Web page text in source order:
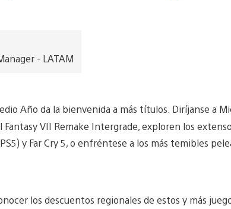
- LATAM
Año da la bienvenida a más títulos. Diríjanse a
Fantasy VII Remake Intergrade, exploren los
PS5) y Far Cry 5, o enfréntese a los más temibles
los descuentos regionales de estos y más